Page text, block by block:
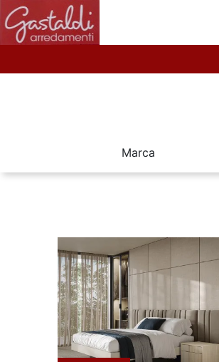
Marca